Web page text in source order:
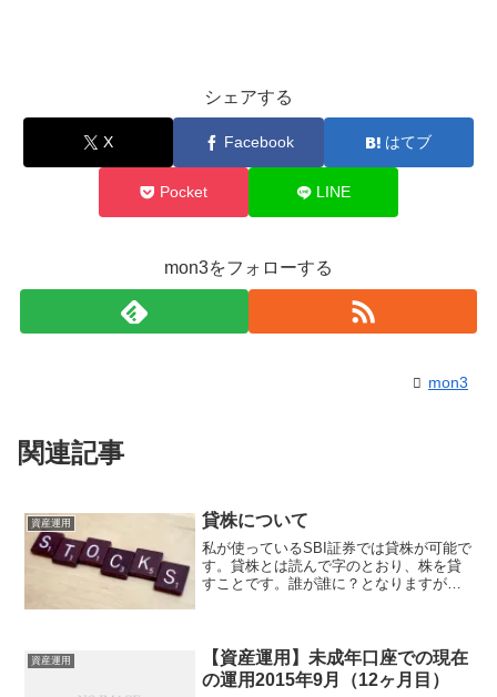
シェアする
X Facebook はてブ
Pocket LINE
mon3をフォローする
mon3
関連記事
資産運用 貸株について
私が使っているSBI証券では貸株が可能で
す。貸株とは読んで字のとおり、株を貸
すことです。誰が誰に？となりますが、
す。内容は簡単ですね。...
資産運用
【資産運用】未成年口座での現在
の運用2015年9月（12ヶ月目）